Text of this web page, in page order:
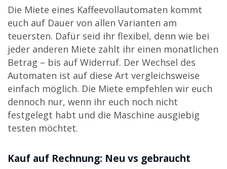
Die Miete eines Kaffeevollautomaten kommt
euch auf Dauer von allen Varianten am
teuersten. Dafür seid ihr flexibel, denn wie bei
jeder anderen Miete zahlt ihr einen monatlichen
Betrag – bis auf Widerruf. Der Wechsel des
Automaten ist auf diese Art vergleichsweise
einfach möglich. Die Miete empfehlen wir euch
dennoch nur, wenn ihr euch noch nicht
festgelegt habt und die Maschine ausgiebig
testen möchtet.
Kauf auf Rechnung: Neu vs gebraucht